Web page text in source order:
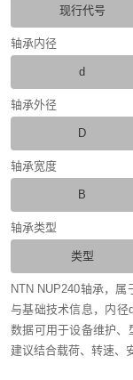
现行代号
轴承内径
d
轴承外径
D
轴承宽度
B
轴承类型
类型
NTN NUP240轴承，
与基础技术信息，内径
数据可用于设备维护、
建议结合载荷、转速、